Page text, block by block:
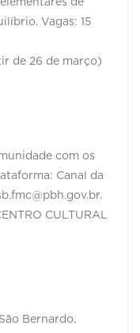
de
Vagas: 15
de 26 de março)
com os
Canal da
CULTURAL
Bernardo.